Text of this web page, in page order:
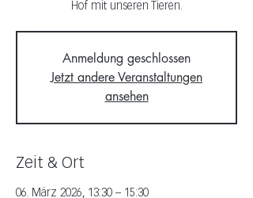
Hof mit unseren Tieren.
Anmeldung geschlossen
Jetzt andere Veranstaltungen
ansehen
Zeit & Ort
06. März 2026, 13:30 – 15:30